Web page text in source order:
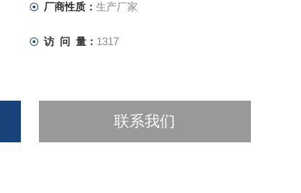
厂商性质： 生产厂家
访 问 量： 1317
联系我们